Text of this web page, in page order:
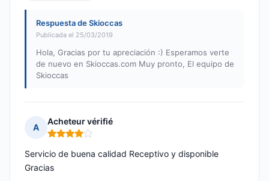
Respuesta de Skioccas
Publicada el 25/03/2019
Hola, Gracias por tu apreciación :) Esperamos verte
de nuevo en Skioccas.com Muy pronto, El equipo de
Skioccas
A
Acheteur vérifié
Nota: 4 de 5
Servicio de buena calidad Receptivo y disponible
Gracias